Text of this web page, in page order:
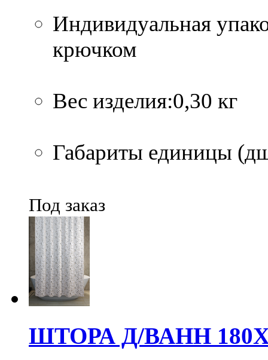
Индивидуальная
крючком
Вес изделия:0,30 кг
Габариты единицы
Под заказ
ШТОРА Д/ВАНН